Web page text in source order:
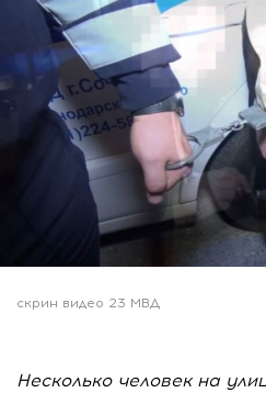
скрин видео 23 МВД
Несколько человек на